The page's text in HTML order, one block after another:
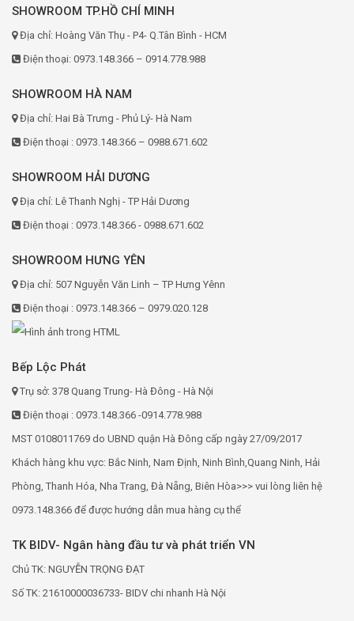
SHOWROOM TP.HỒ CHÍ MINH
Địa chỉ: Hoàng Văn Thụ - P4- Q.Tân Bình - HCM
Điện thoại: 0973.148.366 – 0914.778.988
SHOWROOM HÀ NAM
Địa chỉ: Hai Bà Trưng - Phủ Lý- Hà Nam
Điện thoại : 0973.148.366 – 0988.671.602
SHOWROOM HẢI DƯƠNG
Địa chỉ: Lê Thanh Nghị - TP Hải Dương
Điện thoại : 0973.148.366 - 0988.671.602
SHOWROOM HƯNG YÊN
Địa chỉ: 507 Nguyễn Văn Linh – TP Hưng Yênn
Điện thoại : 0973.148.366 – 0979.020.128
Bếp Lộc Phát
Trụ sở: 378 Quang Trung- Hà Đông - Hà Nội
Điện thoại : 0973.148.366 -0914.778.988
MST 0108011769 do UBND quận Hà Đông cấp ngày 27/09/2017
Khách hàng khu vực: Bắc Ninh, Nam Định, Ninh Bình,Quang Ninh, Hải
Phòng, Thanh Hóa, Nha Trang, Đà Nẵng, Biên Hòa>>> vui lòng liên hệ
0973.148.366 để được hướng dẫn mua hàng cụ thể
TK BIDV- Ngân hàng đầu tư và phát triển VN
Chủ TK: NGUYỄN TRỌNG ĐẠT
Số TK: 21610000036733- BIDV chi nhanh Hà Nội